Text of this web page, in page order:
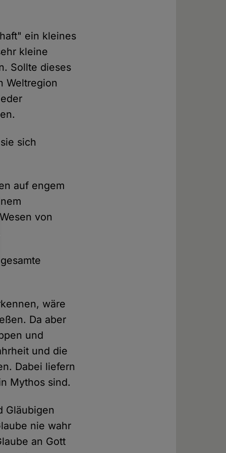
ein kleines
kleine
Sollte dieses
Weltregion
sich
auf engem
von
wäre
Da aber
und
und die
Dabei liefern
Mythos sind.
Gläubigen
nie wahr
an Gott